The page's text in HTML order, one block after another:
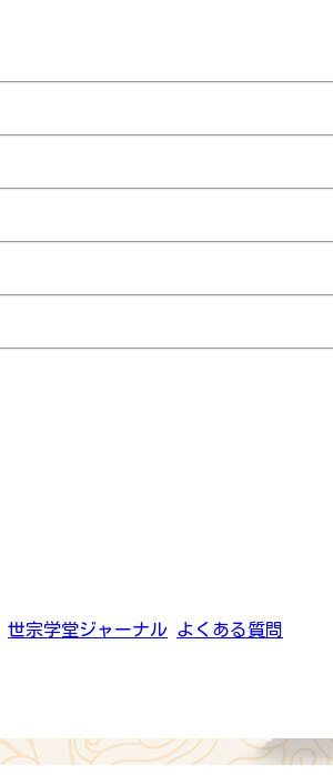
世宗学堂ジャーナル よくある質問